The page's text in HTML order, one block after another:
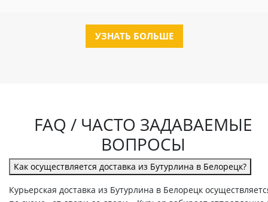
УЗНАТЬ БОЛЬШЕ
FAQ / ЧАСТО ЗАДАВАЕМЫЕ
ВОПРОСЫ
Как осуществляется доставка из Бутурлина в Белорецк?
Курьерская доставка из Бутурлина в Белорецк